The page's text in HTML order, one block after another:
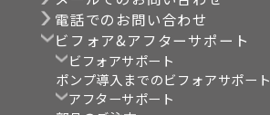
電話でのお問い合わせ
ビフォア&アフターサポート
ビフォアサポート
ポンプ導入までのビフォアサポート
アフターサポート